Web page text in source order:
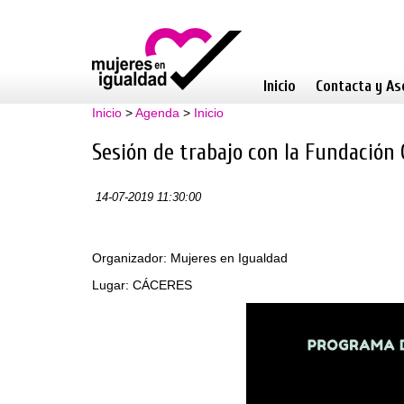
Inicio Contacta y
Inicio >Agenda > Inicio
Sesión de trabajo con la Fundación
14-07-2019 11:30:00
Organizador: Mujeres en Igualdad
Lugar: CÁCERES